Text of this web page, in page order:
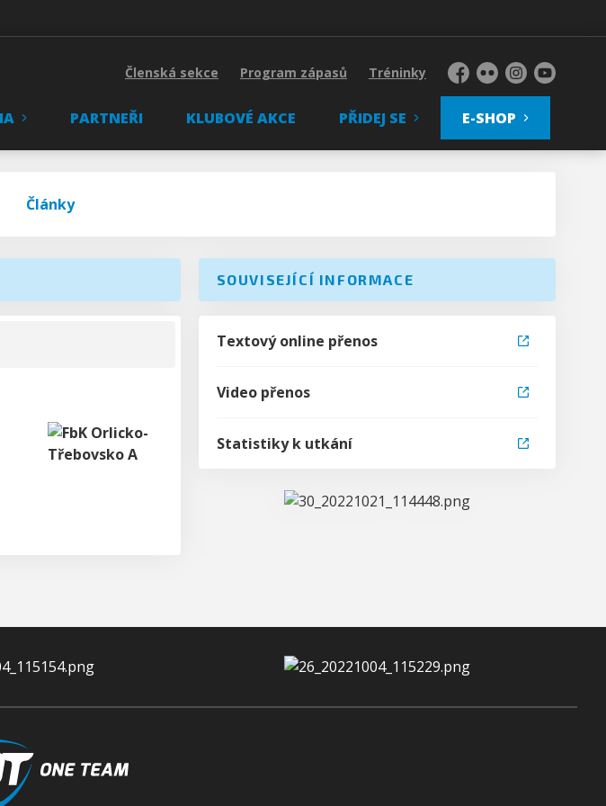
Členská sekce Program zápasů Tréninky Facebook
FlickrInstagram
YouTube
PARTNEŘI KLUBOVÉ AKCE PŘIDEJ SE E-SHOP
Články
SOUVISEJÍCÍ INFORMACE
Textový online přenos
Video přenos
Statistiky k utkání